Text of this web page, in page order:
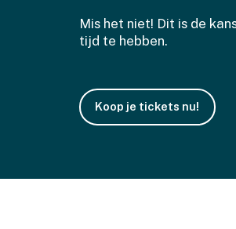
Mis het niet! Dit is de
tijd te hebben.
Koop je tickets nu!